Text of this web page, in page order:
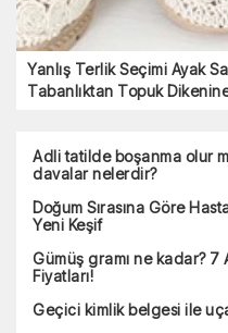
Yanlış Terlik Seçimi Ayak
Tabanlıktan Topuk
Adli tatilde boşanma olur
davalar nelerdir?
Doğum Sırasına Göre
Yeni Keşif
Gümüş gramı ne kadar?
Fiyatları!
Geçici kimlik belgesi ile